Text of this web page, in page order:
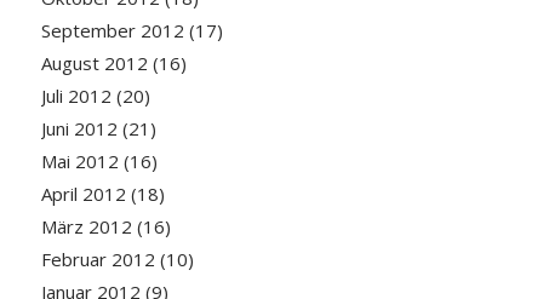
September 2012 (17)
August 2012 (16)
Juli 2012 (20)
Juni 2012 (21)
Mai 2012 (16)
April 2012 (18)
März 2012 (16)
Februar 2012 (10)
Januar 2012 (9)